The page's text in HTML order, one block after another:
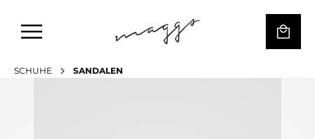
SCHUHE SANDALEN